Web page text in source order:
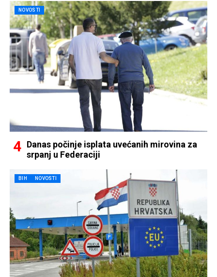
NOVOSTI
Danas počinje isplata uvećanih mirovina za
srpanj u Federaciji
BIH NOVOSTI